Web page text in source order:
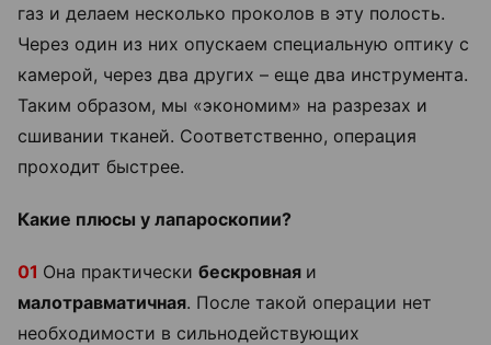
газ и делаем несколько проколов в эту полость.
Через один из них опускаем специальную оптику с
камерой, через два других – еще два инструмента.
Таким образом, мы «экономим» на разрезах и
сшивании тканей. Соответственно, операция
проходит быстрее.
Какие плюсы у лапароскопии?
01 Она практически бескровная и
малотравматичная. После такой операции нет
необходимости в сильнодействующих